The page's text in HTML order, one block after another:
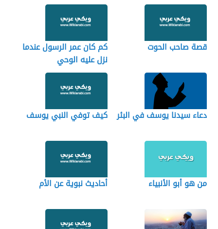
قصة صاحب الحوت
كم كان عمر الرسول عندما
نزل عليه الوحي
دعاء سيدنا يوسف في البئر كيف توفي النبي يوسف
من هو أبو الأنبياء أحاديث نبوية عن الأم